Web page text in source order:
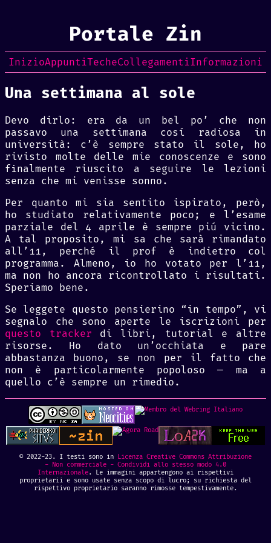
Portale Zin
InizioAppuntiTecheCollegamentiInformazioni
Una settimana al sole
Devo dirlo: era da un bel po’ che non
passavo una settimana cosí radiosa in
università: c’è sempre stato il sole, ho
rivisto molte delle mie conoscenze e sono
finalmente riuscito a seguire le lezioni
senza che mi venisse sonno.
Per quanto mi sia sentito ispirato, però,
ho studiato relativamente poco; e l’esame
parziale del 4 aprile è sempre piú vicino.
A tal proposito, mi sa che sarà rimandato
all’11, perché il prof è indietro col
programma. Almeno, io ho votato per l’11,
ma non ho ancora ricontrollato i risultati.
Speriamo bene.
Se leggete questo pensierino “in tempo”, vi
segnalo che sono aperte le iscrizioni per
questo tracker di libri, tutorial e altre
risorse. Ho dato un’occhiata e pare
abbastanza buono, se non per il fatto che
non è particolarmente popoloso — ma a
quello c’è sempre un rimedio.
© 2022-23. I testi sono in
Licenza Creative Commons Attribuzione
- Non commerciale - Condividi allo stesso modo 4.0
Internazionale. Le immagini appartengono ai rispettivi
proprietarii e sono usate senza scopo di lucro; su richiesta del
rispettivo proprietario saranno rimosse tempestivamente.